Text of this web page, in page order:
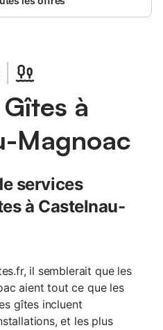
à
Magnoac
services
à Castelnau-
il semblerait que les
aient tout ce que les
gîtes incluent
et les plus